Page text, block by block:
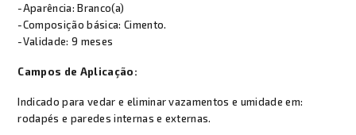
-Aparência: Branco(a)
-Composição básica: Cimento.
-Validade: 9 meses
Campos de Aplicação:
Indicado para vedar e eliminar vazamentos e umidade em:
rodapés e paredes internas e externas.